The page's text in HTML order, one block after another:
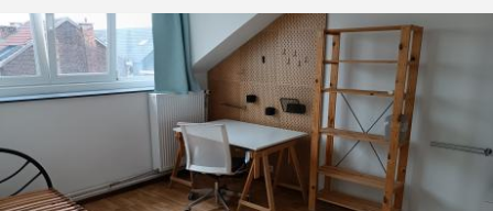
KL 9444
3 KOTS a louer à un étudiant ou étudiante. Maison de 4 kots
entièrement rénovée en 2015. 3 chambres de libre : Chambre 1 :
340€/mois Chambre 2 : 370€/mois Chambre 3 : non disponible
Chambre 4 : 350€/mois (+ charges : +/- 90€ : eau, gaz, électricité,
internet, tv). Bail de 12...